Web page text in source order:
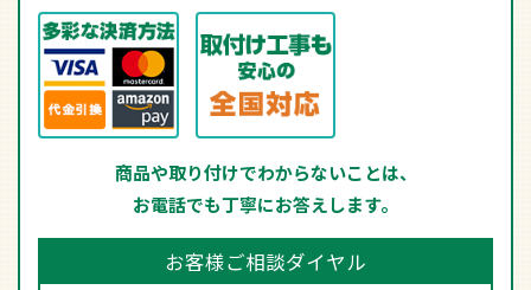
商品や取り付けでわからないことは、
お電話でも丁寧にお答えします。
お客様ご相談ダイヤル